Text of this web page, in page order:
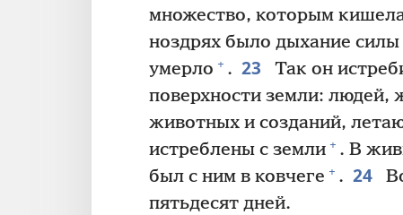
множество, которым
ноздрях было дыхание
умерло + . 23
Так он
поверхности земли: людей,
животных и созданий,
истреблены с земли + . В
был с ним в ковчеге + . 24
пятьдесят дней.